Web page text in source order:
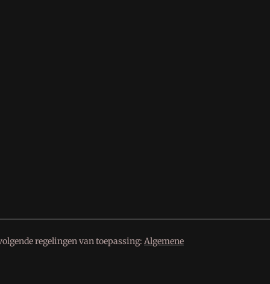
regelingen van toepassing: Algemene